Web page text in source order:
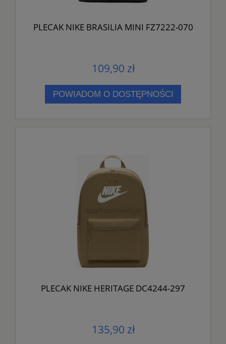
PLECAK NIKE BRASILIA MINI FZ7222-070
109,90 zł
POWIADOM O DOSTĘPNOŚCI
PLECAK NIKE HERITAGE DC4244-297
135,90 zł